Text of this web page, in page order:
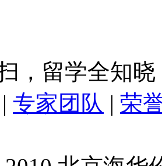
，留学全知晓
| 专家团队 | 荣